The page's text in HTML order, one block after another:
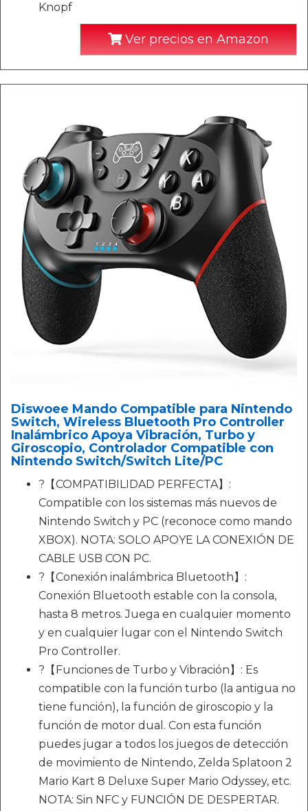
Knopf
Ver precios en Amazon
Diswoee Mando Compatible para Nintendo
Switch, Wireless Bluetooth Pro Controller
Inalámbrico Apoya Vibración, Turbo y
Giroscopio, Controlador Compatible con
Nintendo Switch/Switch Lite/PC
?【COMPATIBILIDAD PERFECTA】:
Compatible con los sistemas más nuevos de
Nintendo Switch y PC (reconoce como mando
XBOX). NOTA: SOLO APOYE LA CONEXIÓN DE
CABLE USB CON PC.
?【Conexión inalámbrica Bluetooth】:
Conexión Bluetooth estable con la consola,
hasta 8 metros. Juega en cualquier momento
y en cualquier lugar con el Nintendo Switch
Pro Controller.
?【Funciones de Turbo y Vibración】: Es
compatible con la función turbo (la antigua no
tiene función), la función de giroscopio y la
función de motor dual. Con esta función
puedes jugar a todos los juegos de detección
de movimiento de Nintendo, Zelda Splatoon 2
Mario Kart 8 Deluxe Super Mario Odyssey, etc.
NOTA: Sin NFC y FUNCIÓN DE DESPERTAR.